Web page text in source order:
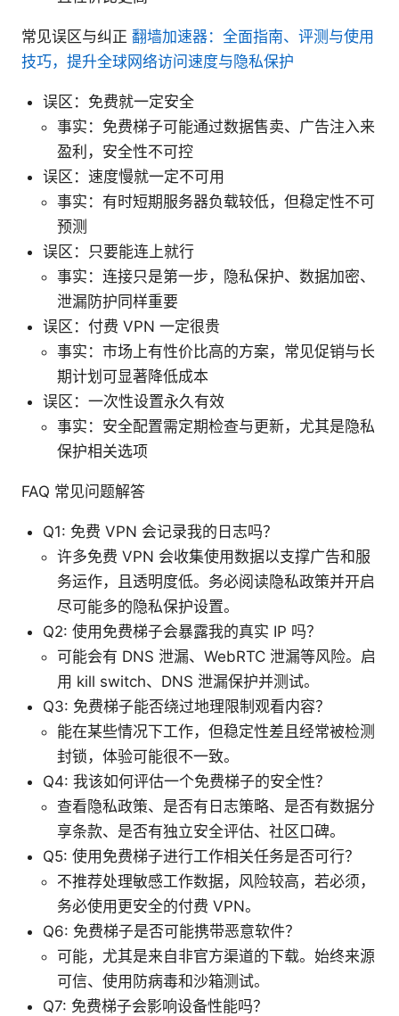
常见误区与纠正 翻墙加速器：全面指南、评测与使用
技巧，提升全球网络访问速度与隐私保护
误区：免费就一定安全
事实：免费梯子可能通过数据售卖、广告注入来
盈利，安全性不可控
误区：速度慢就一定不可用
事实：有时短期服务器负载较低，但稳定性不可
预测
误区：只要能连上就行
事实：连接只是第一步，隐私保护、数据加密、
泄漏防护同样重要
误区：付费 VPN 一定很贵
事实：市场上有性价比高的方案，常见促销与长
期计划可显著降低成本
误区：一次性设置永久有效
事实：安全配置需定期检查与更新，尤其是隐私
保护相关选项
FAQ 常见问题解答
Q1: 免费 VPN 会记录我的日志吗？
许多免费 VPN 会收集使用数据以支撑广告和服
务运作，且透明度低。务必阅读隐私政策并开启
尽可能多的隐私保护设置。
Q2: 使用免费梯子会暴露我的真实 IP 吗？
可能会有 DNS 泄漏、WebRTC 泄漏等风险。启
用 kill switch、DNS 泄漏保护并测试。
Q3: 免费梯子能否绕过地理限制观看内容？
能在某些情况下工作，但稳定性差且经常被检测
封锁，体验可能很不一致。
Q4: 我该如何评估一个免费梯子的安全性？
查看隐私政策、是否有日志策略、是否有数据分
享条款、是否有独立安全评估、社区口碑。
Q5: 使用免费梯子进行工作相关任务是否可行？
不推荐处理敏感工作数据，风险较高，若必须，
务必使用更安全的付费 VPN。
Q6: 免费梯子是否可能携带恶意软件？
可能，尤其是来自非官方渠道的下载。始终来源
可信、使用防病毒和沙箱测试。
Q7: 免费梯子会影响设备性能吗？